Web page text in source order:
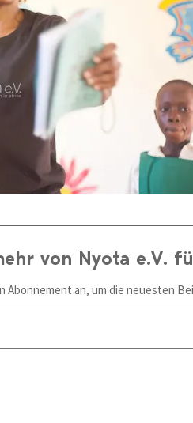
von Nyota e.V.
Abonnement an, um die neuesten